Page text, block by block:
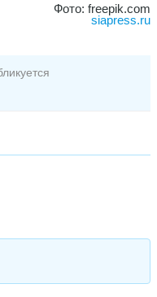
Фото: freepik.com
siapress.ru